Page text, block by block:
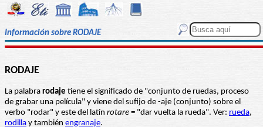
Información sobre RODAJE
RODAJE
La palabra rodaje tiene el significado de "conjunto de ruedas, proceso
de grabar una película" y viene del sufijo de -aje (conjunto) sobre el
verbo "rodar" y este del latín rotare = "dar vuelta la rueda". Ver: rueda,
rodilla y también engranaje.